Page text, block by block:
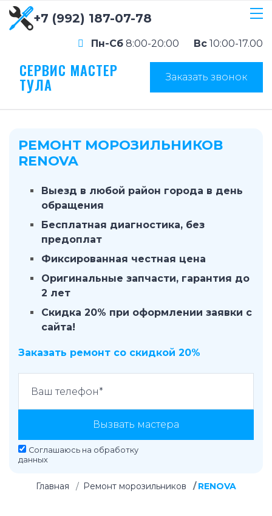
+7 (992) 187-07-78
Пн-Сб 8:00-20:00 Вс 10:00-17.00
СЕРВИС МАСТЕР
ТУЛА Заказать звонок
РЕМОНТ МОРОЗИЛЬНИКОВ
RENOVA
Выезд в любой район города в день
обращения
Бесплатная диагностика, без
предоплат
Фиксированная честная цена
Оригинальные запчасти, гарантия до
2 лет
Скидка 20% при оформлении заявки с
сайта!
Заказать ремонт со скидкой 20%
Вызвать мастера
Соглашаюсь на обработку
данных
Главная Ремонт морозильников RENOVA